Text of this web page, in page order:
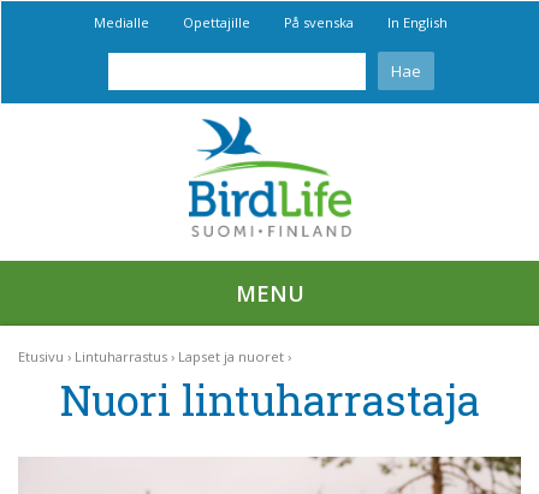
Medialle Opettajille På svenska In English
MENU
Etusivu Lintuharrastus Lapset ja nuoret
Nuori lintuharrastaja